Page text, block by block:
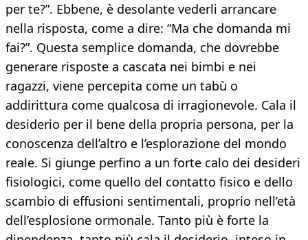
per te?”. Ebbene, è desolante vederli arrancare
nella risposta, come a dire: “Ma che domanda mi
fai?”. Questa semplice domanda, che dovrebbe
generare risposte a cascata nei bimbi e nei
ragazzi, viene percepita come un tabù o
addirittura come qualcosa di irragionevole. Cala il
desiderio per il bene della propria persona, per la
conoscenza dell’altro e l’esplorazione del mondo
reale. Si giunge perfino a un forte calo dei desideri
fisiologici, come quello del contatto fisico e dello
scambio di effusioni sentimentali, proprio nell’età
dell’esplosione ormonale. Tanto più è forte la